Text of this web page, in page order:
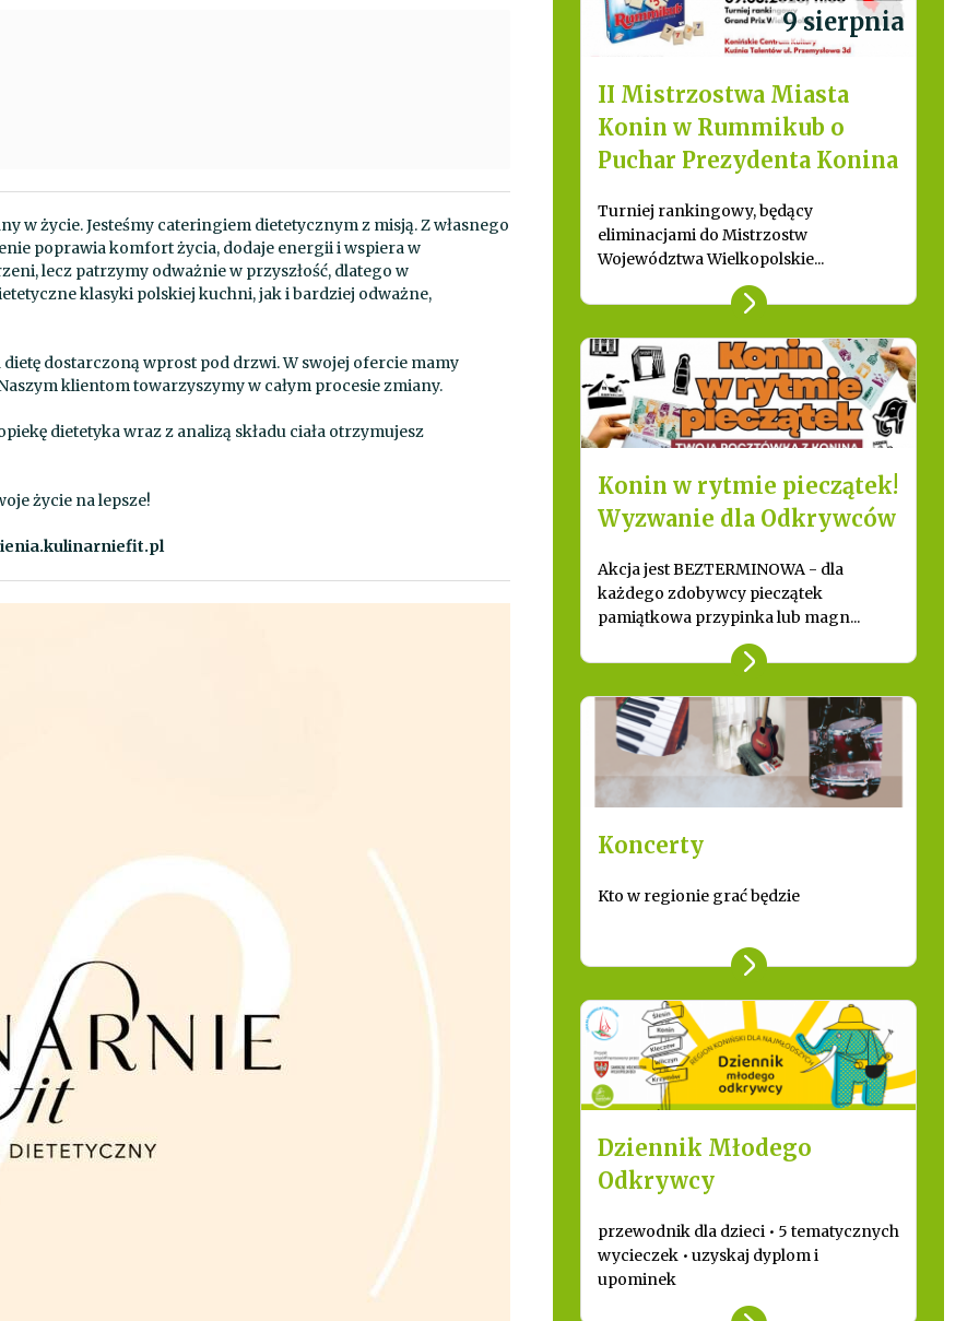
otworzyć
ułatwień
dostępu.
w życie. Jesteśmy cateringiem dietetycznym z misją. Z własnego
poprawia komfort życia, dodaje energii i wspiera w
lecz patrzymy odważnie w przyszłość, dlatego w
klasyki polskiej kuchni, jak i bardziej odważne,
dostarczoną wprost pod drzwi. W swojej ofercie mamy
klientom towarzyszymy w całym procesie zmiany.
dietetyka wraz z analizą składu ciała otrzymujesz
życie na lepsze!
9 sierpnia
II Mistrzostwa Miasta
Konin w Rummikub o
Puchar Prezydenta Konina
Turniej rankingowy, będący
eliminacjami do Mistrzostw
Województwa Wielkopolskie...
Konin w rytmie pieczątek!
Wyzwanie dla Odkrywców
Akcja jest BEZTERMINOWA - dla
każdego zdobywcy pieczątek
pamiątkowa przypinka lub magn...
Koncerty
Kto w regionie grać będzie
Dziennik Młodego
Odkrywcy
przewodnik dla dzieci • 5 tematycznych
wycieczek • uzyskaj dyplom i
upominek